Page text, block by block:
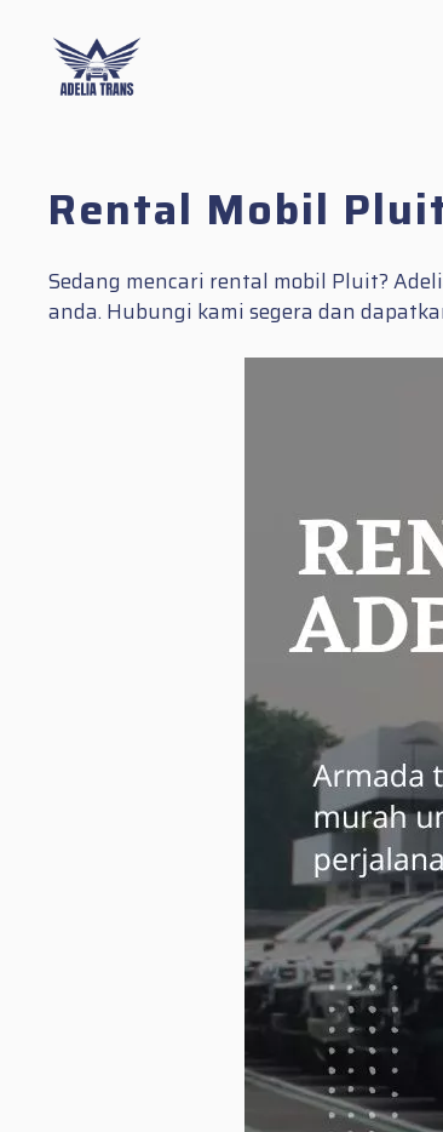
content
Rental Mobil
Sedang mencari rental mobil Pluit?
anda. Hubungi kami segera dan